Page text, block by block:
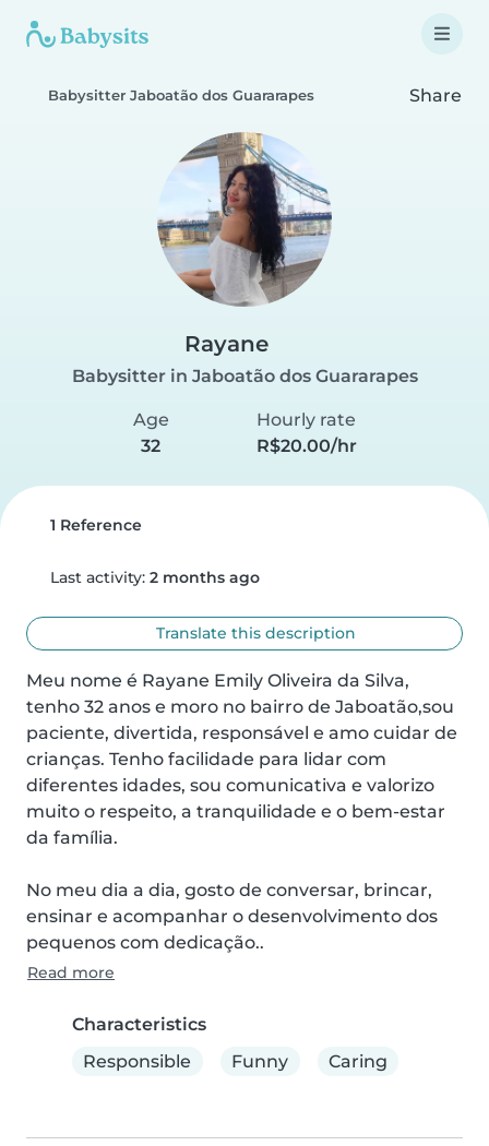
Babysitter Jaboatão dos Guararapes Share
Rayane
Babysitter in Jaboatão dos Guararapes
Age
32
Hourly rate
R$20.00/hr
1 Reference
Last activity: 2 months ago
Translate this description
Meu nome é Rayane Emily Oliveira da Silva,
tenho 32 anos e moro no bairro de Jaboatão,sou
paciente, divertida, responsável e amo cuidar de
crianças. Tenho facilidade para lidar com
diferentes idades, sou comunicativa e valorizo
muito o respeito, a tranquilidade e o bem-estar
da família.
No meu dia a dia, gosto de conversar, brincar,
ensinar e acompanhar o desenvolvimento dos
pequenos com dedicação..
Read more
Characteristics
Responsible
Funny Caring